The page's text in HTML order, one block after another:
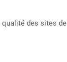
des sites de